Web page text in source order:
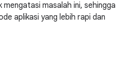
masalah ini, sehingga
aplikasi yang lebih rapi dan